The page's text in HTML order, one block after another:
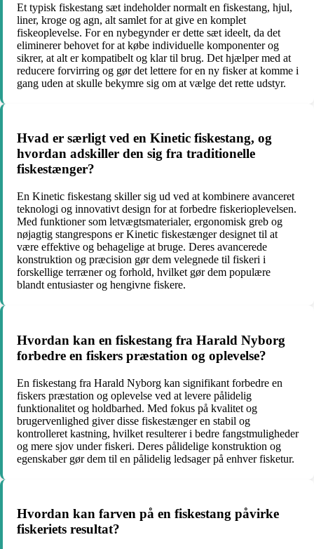
Et typisk fiskestang sæt indeholder normalt en fiskestang, hjul,
liner, kroge og agn, alt samlet for at give en komplet
fiskeoplevelse. For en nybegynder er dette sæt ideelt, da det
eliminerer behovet for at købe individuelle komponenter og
sikrer, at alt er kompatibelt og klar til brug. Det hjælper med at
reducere forvirring og gør det lettere for en ny fisker at komme i
gang uden at skulle bekymre sig om at vælge det rette udstyr.
Hvad er særligt ved en Kinetic fiskestang, og
hvordan adskiller den sig fra traditionelle
fiskestænger?
En Kinetic fiskestang skiller sig ud ved at kombinere avanceret
teknologi og innovativt design for at forbedre fiskerioplevelsen.
Med funktioner som letvægtsmaterialer, ergonomisk greb og
nøjagtig stangrespons er Kinetic fiskestænger designet til at
være effektive og behagelige at bruge. Deres avancerede
konstruktion og præcision gør dem velegnede til fiskeri i
forskellige terræner og forhold, hvilket gør dem populære
blandt entusiaster og hengivne fiskere.
Hvordan kan en fiskestang fra Harald Nyborg
forbedre en fiskers præstation og oplevelse?
En fiskestang fra Harald Nyborg kan signifikant forbedre en
fiskers præstation og oplevelse ved at levere pålidelig
funktionalitet og holdbarhed. Med fokus på kvalitet og
brugervenlighed giver disse fiskestænger en stabil og
kontrolleret kastning, hvilket resulterer i bedre fangstmuligheder
og mere sjov under fiskeri. Deres pålidelige konstruktion og
egenskaber gør dem til en pålidelig ledsager på enhver fisketur.
Hvordan kan farven på en fiskestang påvirke
fiskeriets resultat?